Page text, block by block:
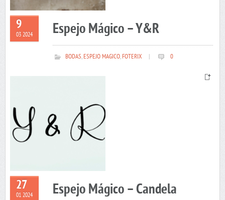
9
03 2024 Espejo Mágico – Y&R
BODAS,ESPEJO MAGICO,FOTERIX 0
27
01 2024 Espejo Mágico – Candela